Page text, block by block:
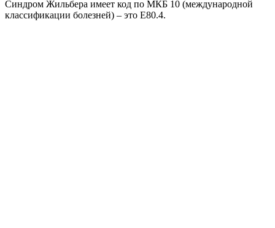
Синдром Жильбера имеет код по МКБ 10 (международной
классификации болезней) – это Е80.4.